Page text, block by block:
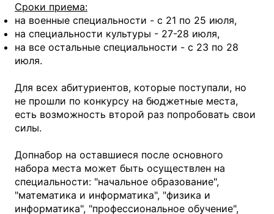
Сроки приема:
на военные специальности - с 21 по 25 июля,
на специальности культуры - 27-28 июля,
на все остальные специальности - с 23 по 28
июля.
Для всех абитуриентов, которые поступали, но
не прошли по конкурсу на бюджетные места,
есть возможность второй раз попробовать свои
силы.
Допнабор на оставшиеся после основного
набора места может быть осуществлен на
специальности: "начальное образование",
"математика и информатика", "физика и
информатика", "профессиональное обучение",